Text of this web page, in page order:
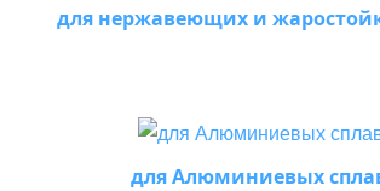
для нержавеющих и
для Алюминиевых